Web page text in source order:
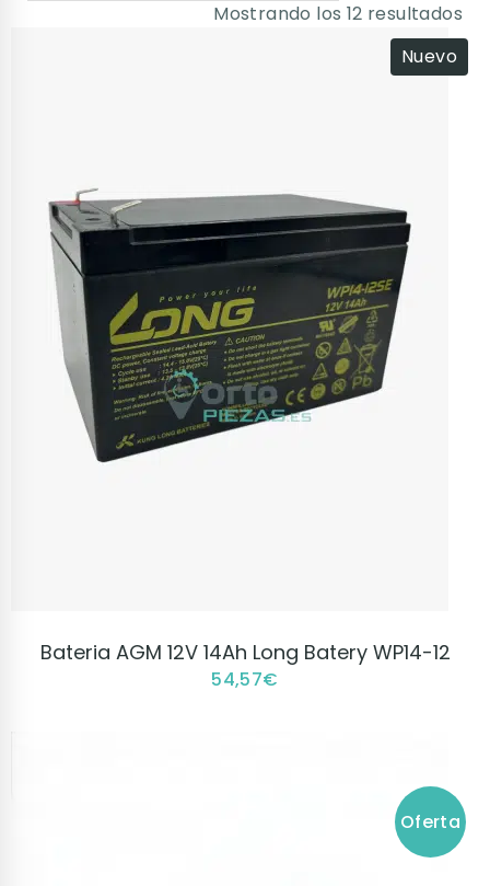
Mostrando los 12 resultados
Nuevo
VER PRODUCTO
Bateria AGM 12V 14Ah Long Batery WP14-12
54,57€
Oferta